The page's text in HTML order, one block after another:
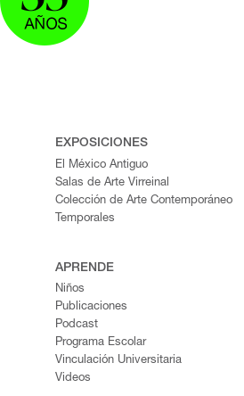
EXPOSICIONES
El México Antiguo
Salas de Arte Virreinal
Colección de Arte Contemporáneo
Temporales
APRENDE
Niños
Publicaciones
Podcast
Programa Escolar
Vinculación Universitaria
Videos